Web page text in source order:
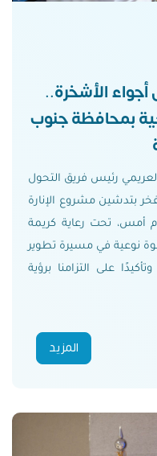
الأشخرة..
بمحافظة جنوب
رئيس فريق التحول
بتدشين مشروع الإنارة
أمس، تحت رعاية كريمة
نوعية في مسيرة تطوير
على التزامنا برؤية
المزيد